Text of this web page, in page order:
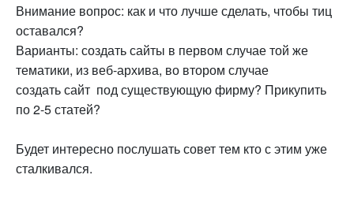
Внимание вопрос: как и что лучше сделать, чтобы тиц
оставался?
Варианты: создать сайты в первом случае той же
тематики, из веб-архива, во втором случае
создать сайт под существующую фирму? Прикупить
по 2-5 статей?
Будет интересно послушать совет тем кто с этим уже
сталкивался.